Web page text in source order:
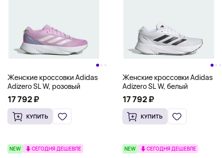
Женские кроссовки Adidas
Adizero SL W, розовый
17 792 ₽
КУПИТЬ
Женские кроссовки Adidas
Adizero SL W, белый
17 792 ₽
КУПИТЬ
NEW СЕГОДНЯ ДЕШЕВЛЕ NEW СЕГОДНЯ ДЕШЕВЛЕ